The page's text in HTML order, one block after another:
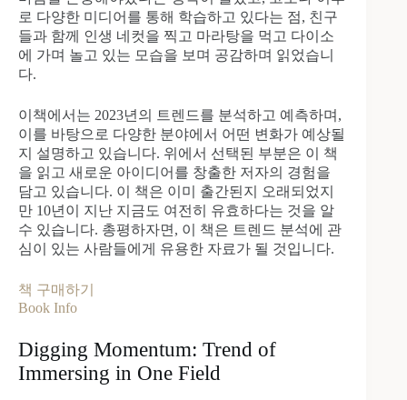
로 다양한 미디어를 통해 학습하고 있다는 점, 친구
들과 함께 인생 네컷을 찍고 마라탕을 먹고 다이소
에 가며 놀고 있는 모습을 보며 공감하며 읽었습니
다.
이책에서는 2023년의 트렌드를 분석하고 예측하며,
이를 바탕으로 다양한 분야에서 어떤 변화가 예상될
지 설명하고 있습니다. 위에서 선택된 부분은 이 책
을 읽고 새로운 아이디어를 창출한 저자의 경험을
담고 있습니다. 이 책은 이미 출간된지 오래되었지
만 10년이 지난 지금도 여전히 유효하다는 것을 알
수 있습니다. 총평하자면, 이 책은 트렌드 분석에 관
심이 있는 사람들에게 유용한 자료가 될 것입니다.
책 구매하기
Book Info
Digging Momentum: Trend of
Immersing in One Field